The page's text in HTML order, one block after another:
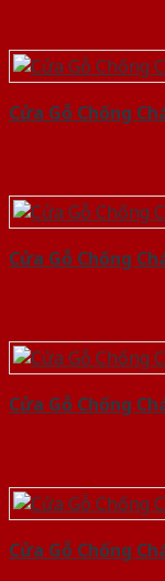
Cửa Gỗ Chống
Cửa Gỗ Chống
Cửa Gỗ Chống
Cửa Gỗ Chống